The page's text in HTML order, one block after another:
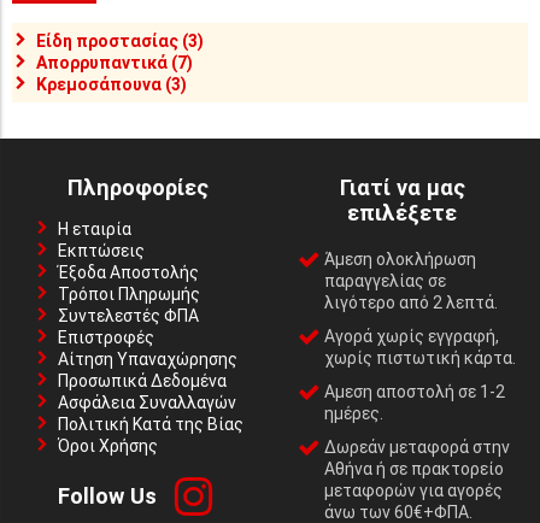
Είδη προστασίας (3)
Απορρυπαντικά (7)
Κρεμοσάπουνα (3)
Πληροφορίες
Η εταιρία
Εκπτώσεις
Έξοδα Αποστολής
Τρόποι Πληρωμής
Συντελεστές ΦΠΑ
Επιστροφές
Αίτηση Υπαναχώρησης
Προσωπικά Δεδομένα
Ασφάλεια Συναλλαγών
Πολιτική Κατά της Βίας
Όροι Χρήσης
Follow Us
Γιατί να μας
επιλέξετε
Άμεση ολοκλήρωση
παραγγελίας σε
λιγότερο από 2 λεπτά.
Αγορά χωρίς εγγραφή,
χωρίς πιστωτική κάρτα.
Αμεση αποστολή σε 1-2
ημέρες.
Δωρεάν μεταφορά στην
Αθήνα ή σε πρακτορείο
μεταφορών για αγορές
άνω των 60€+ΦΠΑ.